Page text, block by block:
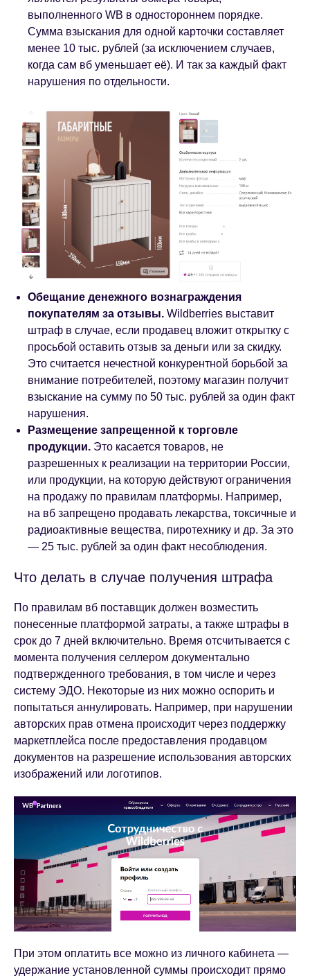
выполненного WB в одностороннем порядке.
Сумма взыскания для одной карточки составляет
менее 10 тыс. рублей (за исключением случаев,
когда сам вб уменьшает её). И так за каждый факт
нарушения по отдельности.
Обещание денежного вознаграждения
покупателям за отзывы. Wildberries выставит
штраф в случае, если продавец вложит открытку с
просьбой оставить отзыв за деньги или за скидку.
Это считается нечестной конкурентной борьбой за
внимание потребителей, поэтому магазин получит
взыскание на сумму по 50 тыс. рублей за один факт
нарушения.
Размещение запрещенной к торговле
продукции. Это касается товаров, не
разрешенных к реализации на территории России,
или продукции, на которую действуют ограничения
на продажу по правилам платформы. Например,
на вб запрещено продавать лекарства, токсичные и
радиоактивные вещества, пиротехнику и др. За это
— 25 тыс. рублей за один факт несоблюдения.
Что делать в случае получения штрафа
По правилам вб поставщик должен возместить
понесенные платформой затраты, а также штрафы в
срок до 7 дней включительно. Время отсчитывается с
момента получения селлером документально
подтвержденного требования, в том числе и через
систему ЭДО. Некоторые из них можно оспорить и
попытаться аннулировать. Например, при нарушении
авторских прав отмена происходит через поддержку
маркетплейса после предоставления продавцом
документов на разрешение использования авторских
изображений или логотипов.
При этом оплатить все можно из личного кабинета —
удержание установленной суммы происходит прямо